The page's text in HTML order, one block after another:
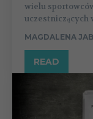
wielu
uczestniczących
MAGDALENA
READ